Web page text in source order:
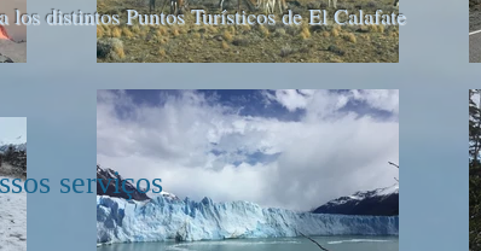
los distintos Puntos Turísticos de El Calafate
serviços